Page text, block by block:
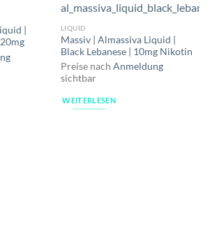
|
LIQUID
Massiv | Almassiva Liquid |
Black Lebanese | 10mg Nikotin
Preise nach Anmeldung
sichtbar
WEITERLESEN